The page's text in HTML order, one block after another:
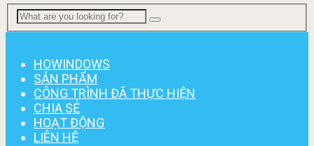
HOWINDOWS
SẢN PHẨM
CÔNG TRÌNH ĐÃ THỰC HIỆN
CHIA SẺ
HOẠT ĐỘNG
LIÊN HỆ